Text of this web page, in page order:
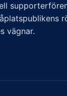
vägnar.